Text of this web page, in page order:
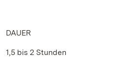
DAUER
1,5 bis 2 Stunden